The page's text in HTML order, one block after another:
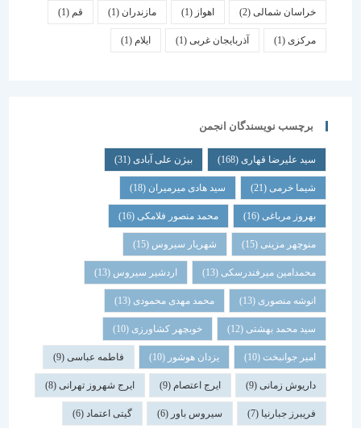
خراسان شمالی(2) اهواز مازندران(1) قم
(1) آذربایجان غربی(1) ایلام
برچسب نویسندگان انجمن
سید علیرضا قهاری(168) بیژن علی آبادی(31)
شیما خرمی(21) سید هادی میرمیران(18)
بهروز مرباغی (16) محمد منصور فلامکی (16)
منوچهر مزینی(15) شهریار سیروس(15)
محمدامین میرفندرسکی(13) اردشیر سیروس(13)
انوشه منصوری(13) محمد مهدی محمودی(13)
سید محمد بهشتی(12) خوبچهر کشاورزی(10)
امیر جوانبخت(10) یزدان هوشور(10) فاطمه عباسی(9)
داریوش زمانی(9) ایرج اعتصام(9) ایرج شهروز تهرانی(8)
فریبرز جبارنیا(7) سیروس باور(6) گیتی اعتماد(6)